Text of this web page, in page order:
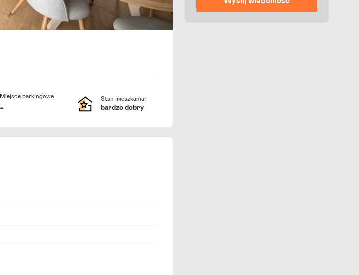
Miejsce parkingowe:
-
Stan mieszkania:
bardzo dobry